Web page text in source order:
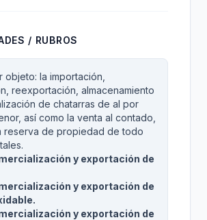
/ RUBROS
objeto: la importación,
reexportación, almacenamiento
de chatarras de al por
así como la venta al contado,
reserva de propiedad de todo
y exportación de
y exportación de
y exportación de